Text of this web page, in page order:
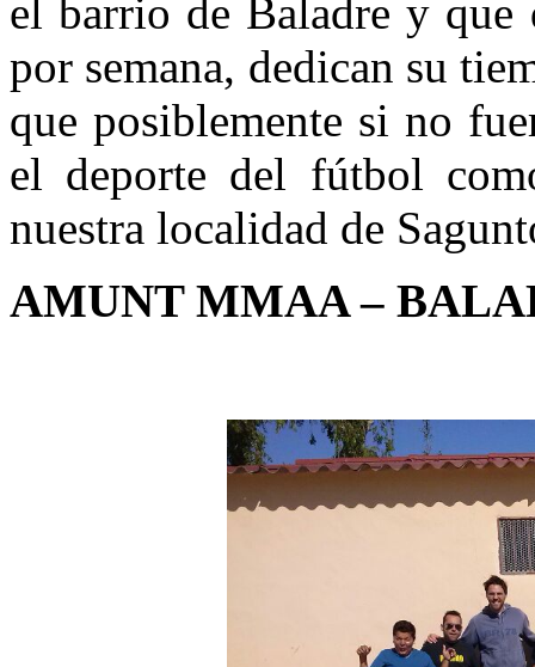
el barrio de Baladre y que
por semana, dedican su
que posiblemente si no
el deporte del fútbol
nuestra localidad de
AMUNT MMAA –